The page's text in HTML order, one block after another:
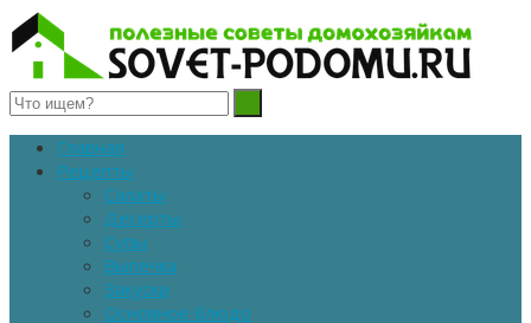
Полезные советы домохозяйкам
Главная
Рецепты
Салаты
Десерты
Супы
Выпечка
Закуски
Основное блюдо